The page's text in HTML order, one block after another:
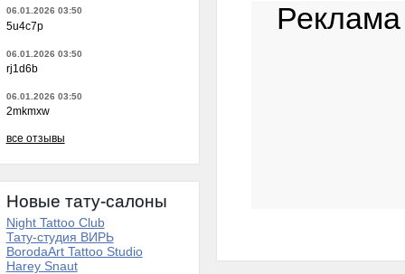
Реклама
06.01.2026 03:50
5u4c7p
06.01.2026 03:50
rj1d6b
06.01.2026 03:50
2mkmxw
все отзывы
Новые тату-салоны
Night Tattoo Club
Тату-студия ВИРЬ
BorodaArt Tattoo Studio
Harey Snaut